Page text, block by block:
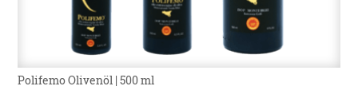
Polifemo Olivenöl | 500 ml